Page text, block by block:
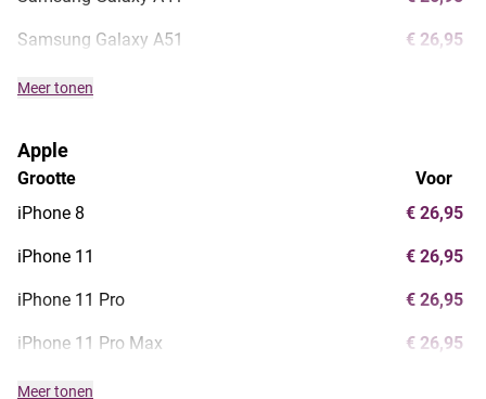
Samsung Galaxy A51 € 26,95
Meer tonen
Apple
Grootte
iPhone 8
iPhone 11
iPhone 11 Pro
iPhone 11 Pro Max
Voor
€ 26,95
€ 26,95
€ 26,95
€ 26,95
Meer tonen